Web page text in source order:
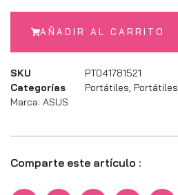
AÑADIR AL CARRITO
SKU
PT041781521
Categorías
Portátiles, Portátiles
Marca: ASUS
Comparte este artículo :